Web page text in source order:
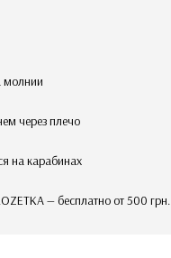
молнии
через плечо
на карабинах
— бесплатно от 500 грн.